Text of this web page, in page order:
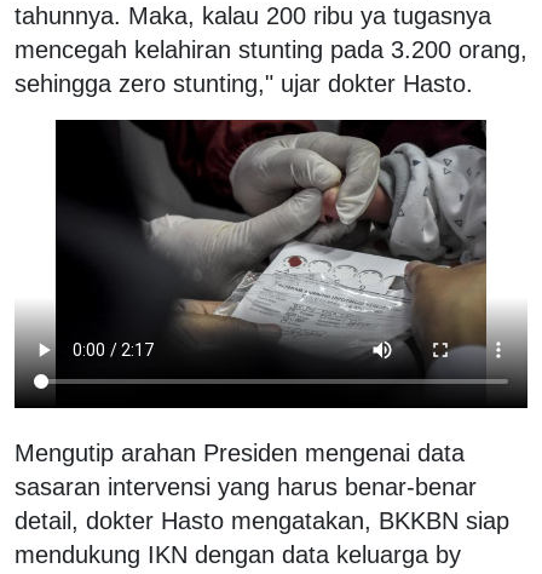
tahunnya. Maka, kalau 200 ribu ya tugasnya
mencegah kelahiran stunting pada 3.200 orang,
sehingga zero stunting," ujar dokter Hasto.
Mengutip arahan Presiden mengenai data
sasaran intervensi yang harus benar-benar
detail, dokter Hasto mengatakan, BKKBN siap
mendukung IKN dengan data keluarga by